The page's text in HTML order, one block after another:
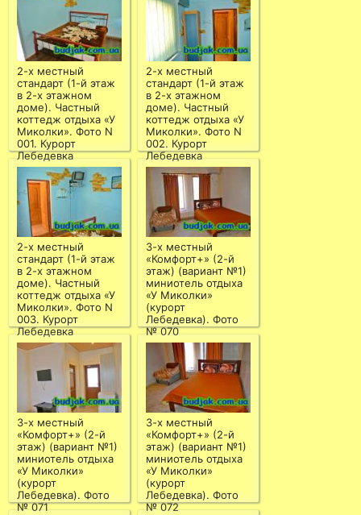
2-х местный
стандарт (1-й этаж
в 2-х этажном
доме). Частный
коттедж отдыха «У
Миколки». Фото N
001. Курорт
Лебедевка
2-х местный
стандарт (1-й этаж
в 2-х этажном
доме). Частный
коттедж отдыха «У
Миколки». Фото N
002. Курорт
Лебедевка
2-х местный
стандарт (1-й этаж
в 2-х этажном
доме). Частный
коттедж отдыха «У
Миколки». Фото N
003. Курорт
Лебедевка
3-х местный
«Комфорт+» (2-й
этаж) (вариант №1)
миниотель отдыха
«У Миколки»
(курорт
Лебедевка). Фото
№ 070
3-х местный
«Комфорт+» (2-й
этаж) (вариант №1)
миниотель отдыха
«У Миколки»
(курорт
Лебедевка). Фото
№ 071
3-х местный
«Комфорт+» (2-й
этаж) (вариант №1)
миниотель отдыха
«У Миколки»
(курорт
Лебедевка). Фото
№ 072